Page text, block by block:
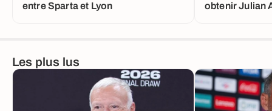
entre Sparta et Lyon
obtenir Julian
Les plus lus